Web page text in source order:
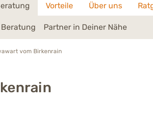
Vorteile Über uns
Partner in Deiner Nähe
vom Birkenrain